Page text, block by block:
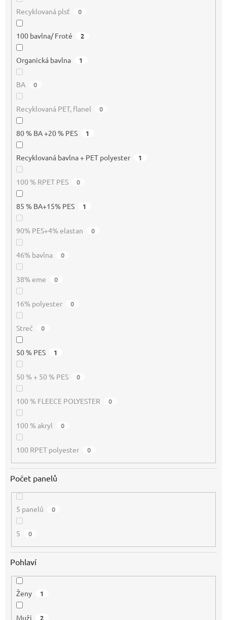
Recyklovaná plsť 0
100 bavlna/ Froté 2
Organická bavlna 1
BA 0
Recyklovaná PET, flanel 0
80 % BA +20 % PES 1
Recyklovaná bavlna + PET polyester 1
100 % RPET PES 0
85 % BA+15% PES 1
90% PES+4% elastan 0
46% bavlna 0
38% eme 0
16% polyester 0
Streč 0
50 % PES 1
50 % + 50 % PES 0
100 % FLEECE POLYESTER 0
100 % akryl 0
100 RPET polyester 0
Počet panelů
5 panelů 0
5 0
Pohlaví
Ženy 1
Muži 2